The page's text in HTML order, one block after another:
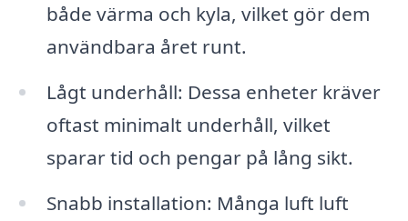
både värma och kyla, vilket gör dem
användbara året runt.
Lågt underhåll: Dessa enheter kräver
oftast minimalt underhåll, vilket
sparar tid och pengar på lång sikt.
Snabb installation: Många luft luft